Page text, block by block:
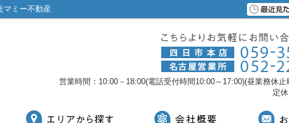
マミー不動産
営業時間：10:00－18:00(電話受付時間10:00～17:00)(昼業務休
定